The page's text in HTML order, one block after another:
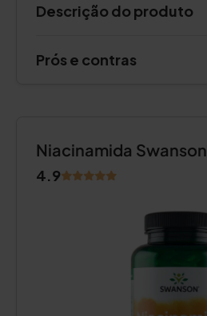
Descrição do produto
Prós e contras
Niacinamida Swanson
4.9